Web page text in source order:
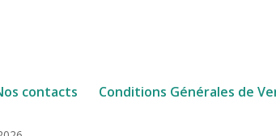
contacts Conditions Générales de